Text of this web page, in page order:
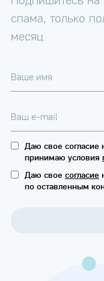
спама, только
месяц
Ваше имя
Ваш e-mail
Даю свое согласие
принимаю условия
Даю свое согласие
по оставленным